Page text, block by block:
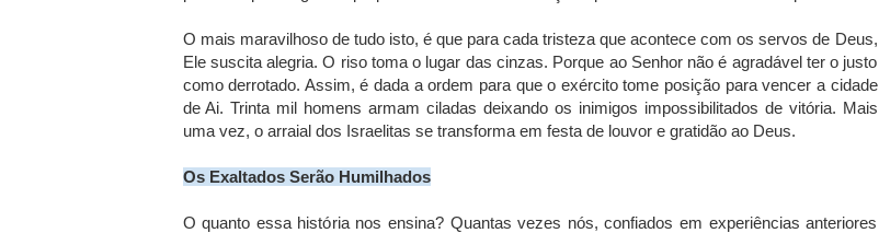
O mais maravilhoso de tudo isto, é que para cada tristeza que acontece com os servos de Deus,
Ele suscita alegria. O riso toma o lugar das cinzas. Porque ao Senhor não é agradável ter o justo
como derrotado. Assim, é dada a ordem para que o exército tome posição para vencer a cidade
de Ai. Trinta mil homens armam ciladas deixando os inimigos impossibilitados de vitória. Mais
uma vez, o arraial dos Israelitas se transforma em festa de louvor e gratidão ao Deus.
Os Exaltados Serão Humilhados
O quanto essa história nos ensina? Quantas vezes nós, confiados em experiências anteriores